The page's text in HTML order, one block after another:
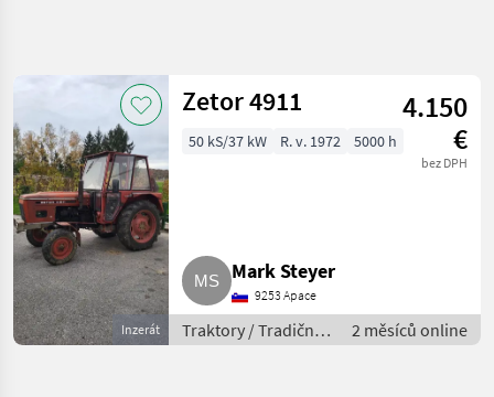
Inzerát
Zetor 4911
4.150
€
bez DPH
50 kS/37 kW R. v. 1972 5000 h
Mark Steyer
9253 Apace
Traktory / Tradičný
traktor
2 měsíců online